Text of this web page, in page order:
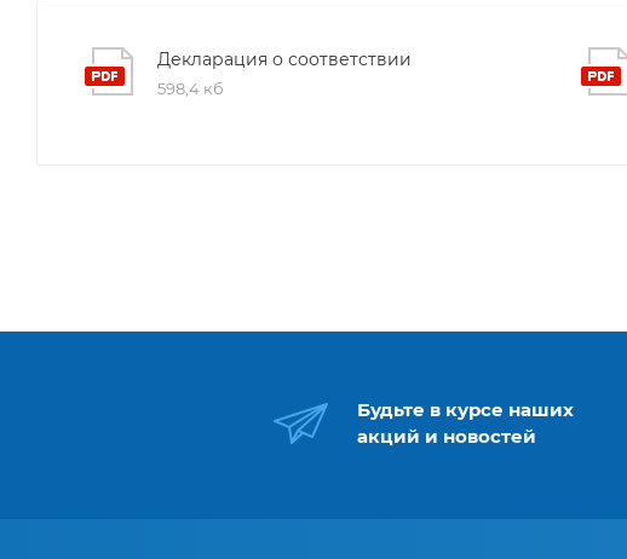
Декларация о соответствии
598,4 кб
Будьте в курсе наших
акций и новостей